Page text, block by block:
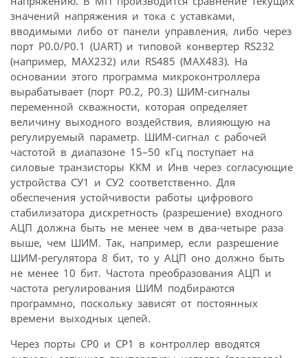
значений напряжения и тока с уставками,
вводимыми либо от панели управления, либо через
порт Р0.0/P0.1 (UART) и типовой конвертер RS232
(например, MAX232) или RS485 (MAX483). На
основании этого программа микроконтроллера
вырабатывает (порт Р0.2, Р0.3) ШИМ-сигналы
переменной скважности, которая определяет
величину выходного воздействия, влияющую на
регулируемый параметр. ШИМ-сигнал с рабочей
частотой в диапазоне 15–50 кГц поступает на
силовые транзисторы ККМ и Инв через согласующие
устройства СУ1 и СУ2 соответственно. Для
обеспечения устойчивости работы цифрового
стабилизатора дискретность (разрешение) входного
АЦП должна быть не менее чем в два-четыре раза
выше, чем ШИМ. Так, например, если разрешение
ШИМ-регулятора 8 бит, то у АЦП оно должно быть
не менее 10 бит. Частота преобразования АЦП и
частота регулирования ШИМ подбираются
программно, поскольку зависят от постоянных
времени выходных цепей.
Через порты СР0 и СР1 в контроллер вводятся